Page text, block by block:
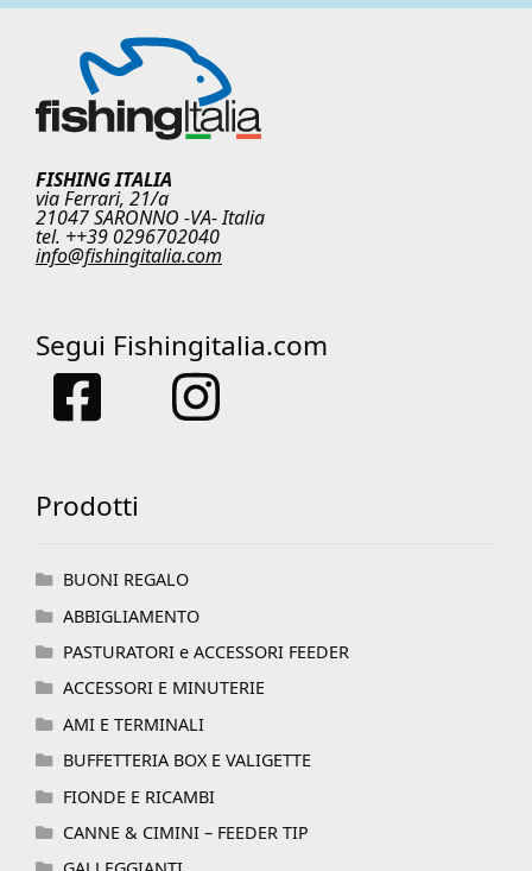
FISHING ITALIA
via Ferrari, 21/a
21047 SARONNO -VA- Italia
tel. ++39 0296702040
info@fishingitalia.com
Segui Fishingitalia.com
Prodotti
BUONI REGALO
ABBIGLIAMENTO
PASTURATORI e ACCESSORI FEEDER
ACCESSORI E MINUTERIE
AMI E TERMINALI
BUFFETTERIA BOX E VALIGETTE
FIONDE E RICAMBI
CANNE & CIMINI – FEEDER TIP